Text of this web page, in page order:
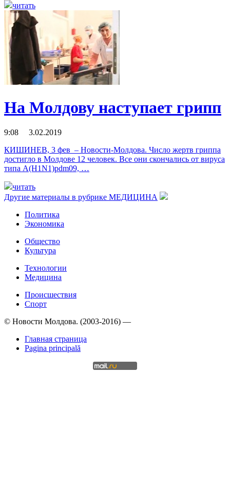
читать
На Молдову наступает грипп
9:08 3.02.2019
КИШИНЕВ, 3 фев – Новости-Молдова. Число жертв гриппа
достигло в Молдове 12 человек. Все они скончались от вируса
типа A(H1N1)pdm09, …
читать
Другие материалы в рубрике МЕДИЦИНА
Политика
Экономика
Общество
Культура
Технологии
Медицина
Происшествия
Спорт
© Новости Молдова. (2003-2016) —
Главная страница
Pagina principală